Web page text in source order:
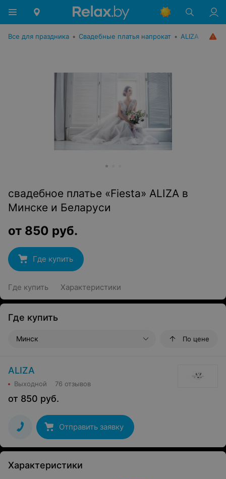
Все для праздника • Свадебные платья напрокат • ALIZA
свадебное платье «Fiesta» ALIZA в
Минске и Беларуси
от 850 руб.
Где купить
Где купить Характеристики
Где купить
Минск По цене
ALIZA
Выходной 76 отзывов
от 850 руб.
Отправить заявку
Характеристики